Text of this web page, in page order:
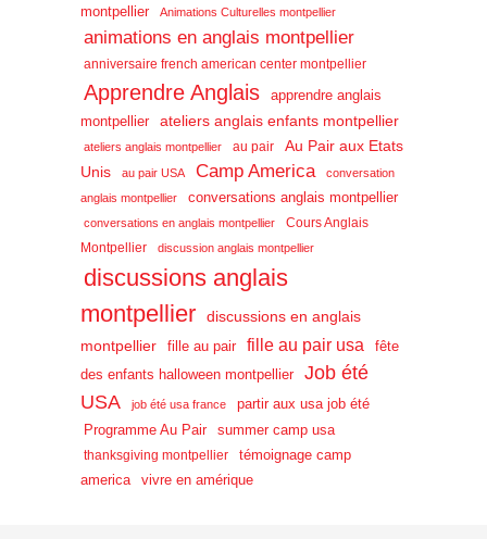
montpellier
Animations Culturelles montpellier
animations en anglais montpellier
anniversaire french american center montpellier
Apprendre Anglais
apprendre anglais
montpellier
ateliers anglais enfants montpellier
ateliers anglais montpellier au pair
Au Pair aux Etats
Unis
au pair USA Camp America
conversation
anglais montpellier
conversations anglais montpellier
conversations en anglais montpellier
Cours Anglais
Montpellier
discussion anglais montpellier
discussions anglais
montpellier
discussions en anglais
montpellier
fille au pair fille au pair usa
fête
des enfants halloween montpellier
Job été
USA
job été usa france
partir aux usa job été
Programme Au Pair
summer camp usa
thanksgiving montpellier
témoignage camp
america
vivre en amérique